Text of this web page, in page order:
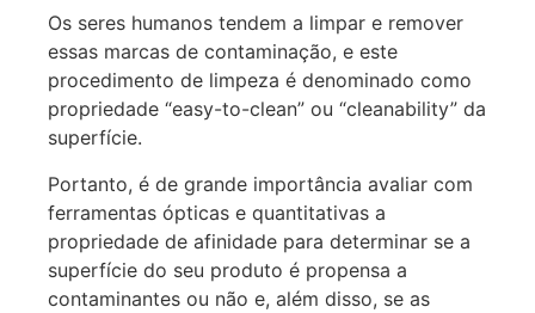
Os seres humanos tendem a limpar e remover
essas marcas de contaminação, e este
procedimento de limpeza é denominado como
propriedade “easy-to-clean” ou “cleanability” da
superfície.
Portanto, é de grande importância avaliar com
ferramentas ópticas e quantitativas a
propriedade de afinidade para determinar se a
superfície do seu produto é propensa a
contaminantes ou não e, além disso, se as